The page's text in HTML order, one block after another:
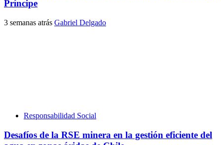
Príncipe
3 semanas atrás Gabriel Delgado
Responsabilidad Social
Desafíos de la RSE minera en la gestión eficiente del